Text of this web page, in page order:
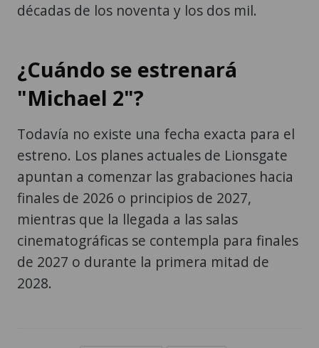
décadas de los noventa y los dos mil.
¿Cuándo se estrenará
"Michael 2"?
Todavía no existe una fecha exacta para el
estreno. Los planes actuales de Lionsgate
apuntan a comenzar las grabaciones hacia
finales de 2026 o principios de 2027,
mientras que la llegada a las salas
cinematográficas se contempla para finales
de 2027 o durante la primera mitad de
2028.